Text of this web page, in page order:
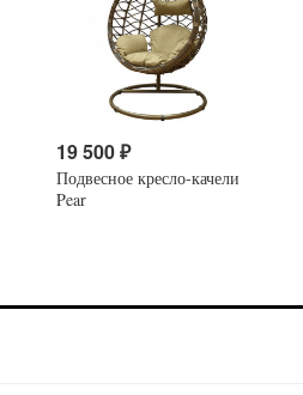
19 500₽
Подвесное кресло-качели
Pear